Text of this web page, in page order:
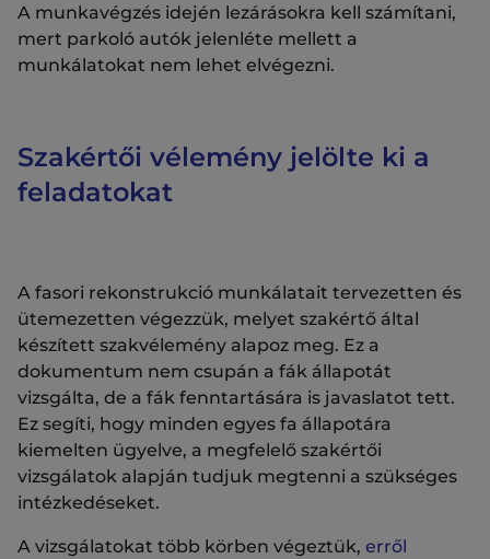
A munkavégzés idején lezárásokra kell számítani,
mert parkoló autók jelenléte mellett a
munkálatokat nem lehet elvégezni.
Szakértői vélemény jelölte ki a
feladatokat
A fasori rekonstrukció munkálatait tervezetten és
ütemezetten végezzük, melyet szakértő által
készített szakvélemény alapoz meg. Ez a
dokumentum nem csupán a fák állapotát
vizsgálta, de a fák fenntartására is javaslatot tett.
Ez segíti, hogy minden egyes fa állapotára
kiemelten ügyelve, a megfelelő szakértői
vizsgálatok alapján tudjuk megtenni a szükséges
intézkedéseket.
A vizsgálatokat több körben végeztük, erről